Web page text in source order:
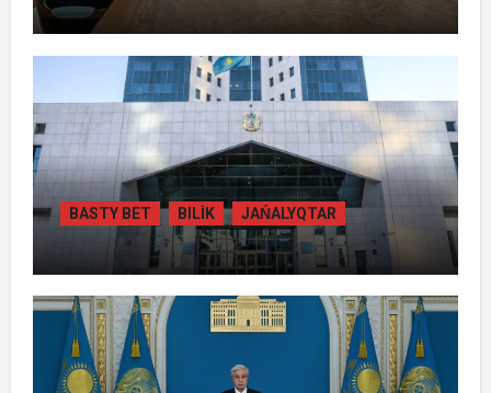
ПРЕЗИДЕНТ «БӘЙТЕРЕК» ХОЛДИНГІНІҢ
БАСШЫСЫН ҚАБЫЛДАДЫ
BASTY BET BILİK JAŃALYQTAR
ЖАМБЫЛ ОБЛЫСЫНДА
ҚАЙТАРЫЛҒАН АКТИВТЕР ЕСЕБІНЕН
84 МЫҢ ТҰРҒЫН ТҰРАҚТЫ ГАЗБЕН
ҚАМТЫЛАДЫ